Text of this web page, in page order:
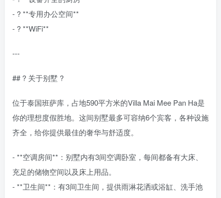
- ? **专用办公空间**
- ? **WiFi**
---
## ?️ 关于别墅 ?
位于泰国班萨库，占地590平方米的Villa Mai Mee Pan Ha是
你的理想度假胜地。这间别墅最多可容纳6个宾客，各种设施
齐全，给你提供最佳的奢华与舒适度。
- **空调房间**：别墅内有3间空调卧室，每间都备有大床、
充足的储物空间以及床上用品。
- **卫生间**：有3间卫生间，提供雨淋花洒或浴缸、洗手池